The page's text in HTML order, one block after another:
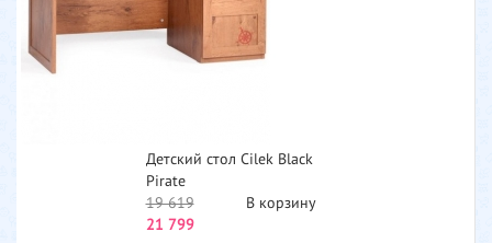
Детский стол Cilek Black
Pirate
19 619
21 799
В корзину